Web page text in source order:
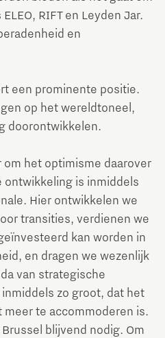
RIFT en Leyden Jar.
en
een prominente positie.
op het wereldtoneel,
doorontwikkelen.
om het optimisme daarover
ontwikkeling is inmiddels
Hier ontwikkelen we
transities, verdienen we
kan worden in
en dragen we wezenlijk
van strategische
zo groot, dat het
te accommoderen is.
blijvend nodig. Om